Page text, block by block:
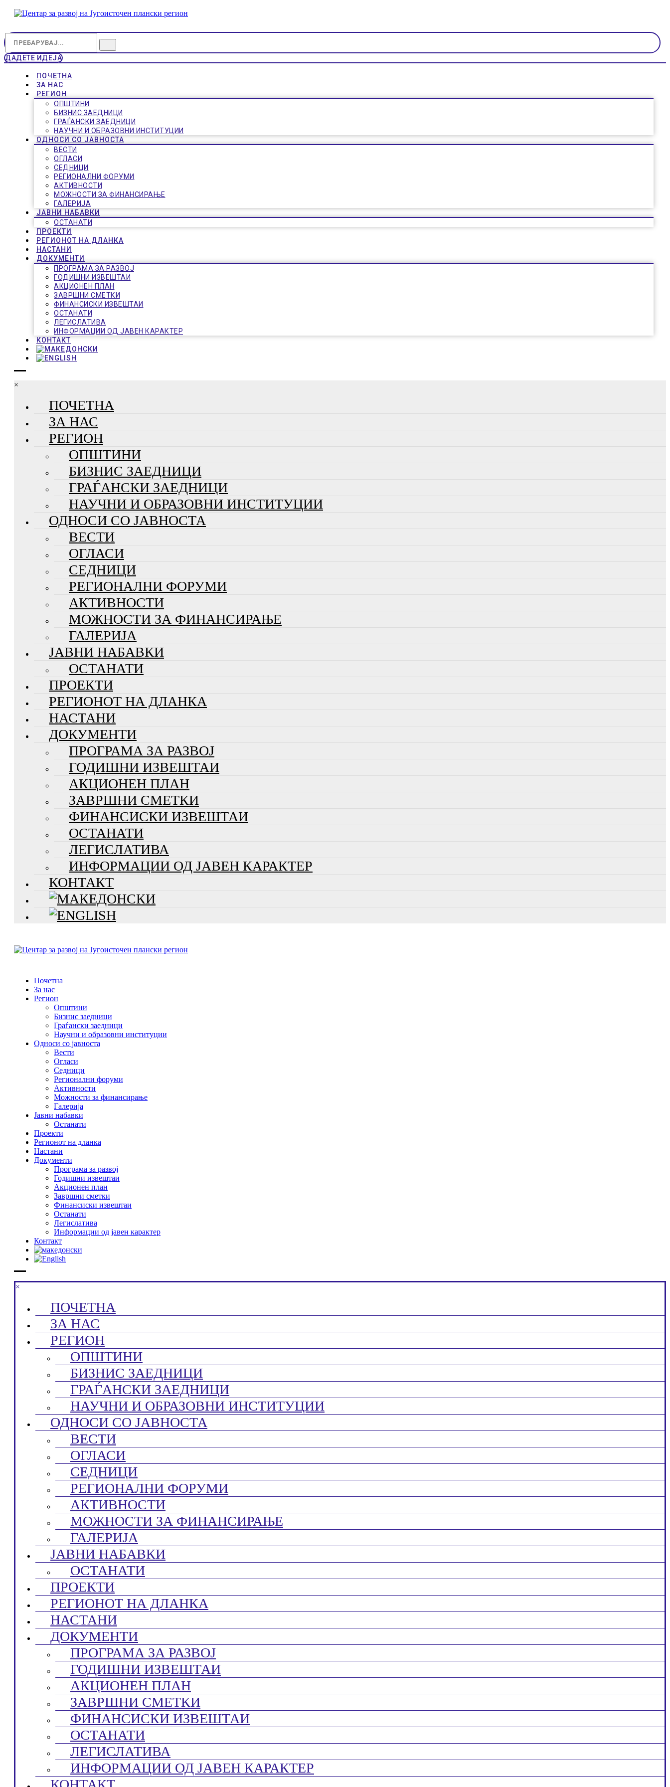
ДАДЕТЕ ИДЕЈА
ПОЧЕТНА
ЗА НАС
РЕГИОН
ОПШТИНИ
БИЗНИС ЗАЕДНИЦИ
ГРАЃАНСКИ ЗАЕДНИЦИ
НАУЧНИ И ОБРАЗОВНИ ИНСТИТУЦИИ
ОДНОСИ СО ЈАВНОСТА
ВЕСТИ
ОГЛАСИ
СЕДНИЦИ
РЕГИОНАЛНИ ФОРУМИ
АКТИВНОСТИ
МОЖНОСТИ ЗА ФИНАНСИРАЊЕ
ГАЛЕРИЈА
ЈАВНИ НАБАВКИ
ОСТАНАТИ
ПРОЕКТИ
РЕГИОНОТ НА ДЛАНКА
НАСТАНИ
ДОКУМЕНТИ
ПРОГРАМА ЗА РАЗВОЈ
ГОДИШНИ ИЗВЕШТАИ
АКЦИОНЕН ПЛАН
ЗАВРШНИ СМЕТКИ
ФИНАНСИСКИ ИЗВЕШТАИ
ОСТАНАТИ
ЛЕГИСЛАТИВА
ИНФОРМАЦИИ ОД ЈАВЕН КАРАКТЕР
КОНТАКТ
×
ПОЧЕТНА
ЗА НАС
РЕГИОН
ОПШТИНИ
БИЗНИС ЗАЕДНИЦИ
ГРАЃАНСКИ ЗАЕДНИЦИ
НАУЧНИ И ОБРАЗОВНИ ИНСТИТУЦИИ
ОДНОСИ СО ЈАВНОСТА
ВЕСТИ
ОГЛАСИ
СЕДНИЦИ
РЕГИОНАЛНИ ФОРУМИ
АКТИВНОСТИ
МОЖНОСТИ ЗА ФИНАНСИРАЊЕ
ГАЛЕРИЈА
ЈАВНИ НАБАВКИ
ОСТАНАТИ
ПРОЕКТИ
РЕГИОНОТ НА ДЛАНКА
НАСТАНИ
ДОКУМЕНТИ
ПРОГРАМА ЗА РАЗВОЈ
ГОДИШНИ ИЗВЕШТАИ
АКЦИОНЕН ПЛАН
ЗАВРШНИ СМЕТКИ
ФИНАНСИСКИ ИЗВЕШТАИ
ОСТАНАТИ
ЛЕГИСЛАТИВА
ИНФОРМАЦИИ ОД ЈАВЕН КАРАКТЕР
КОНТАКТ
Почетна
За нас
Регион
Општини
Бизнис заедници
Граѓански заедници
Научни и образовни институции
Односи со јавноста
Вести
Огласи
Седници
Регионални форуми
Активности
Можности за финансирање
Галерија
Јавни набавки
Останати
Проекти
Регионот на дланка
Настани
Документи
Програма за развој
Годишни извештаи
Акционен план
Завршни сметки
Финансиски извештаи
Останати
Легислатива
Информации од јавен карактер
Контакт
×
ПОЧЕТНА
ЗА НАС
РЕГИОН
ОПШТИНИ
БИЗНИС ЗАЕДНИЦИ
ГРАЃАНСКИ ЗАЕДНИЦИ
НАУЧНИ И ОБРАЗОВНИ ИНСТИТУЦИИ
ОДНОСИ СО ЈАВНОСТА
ВЕСТИ
ОГЛАСИ
СЕДНИЦИ
РЕГИОНАЛНИ ФОРУМИ
АКТИВНОСТИ
МОЖНОСТИ ЗА ФИНАНСИРАЊЕ
ГАЛЕРИЈА
ЈАВНИ НАБАВКИ
ОСТАНАТИ
ПРОЕКТИ
РЕГИОНОТ НА ДЛАНКА
НАСТАНИ
ДОКУМЕНТИ
ПРОГРАМА ЗА РАЗВОЈ
ГОДИШНИ ИЗВЕШТАИ
АКЦИОНЕН ПЛАН
ЗАВРШНИ СМЕТКИ
ФИНАНСИСКИ ИЗВЕШТАИ
ОСТАНАТИ
ЛЕГИСЛАТИВА
ИНФОРМАЦИИ ОД ЈАВЕН КАРАКТЕР